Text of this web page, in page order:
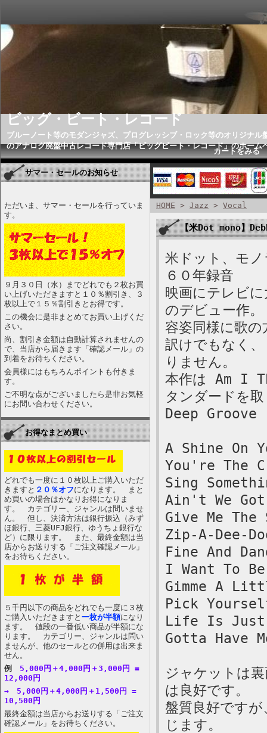
ビッグ・ビート・レコード
ブルーノート等のモダンジャズ、プログレッシブ・ロック等のオリジナル
のアナログ廃盤中古レコード専門店「ビッグビート・レコード」のホーム
カートをみる
サマー・セールのお知らせ
ただいま、サマー・セールを行っていま
す。
９月３０日（水）までどれでも２枚お買
い上げいただきますと１０％割引き、３
枚以上で１５％割引きとお得です。
この機会に是非まとめてお買い上げくだ
さい。
尚、割引き金額は自動計算されませんの
で、当店から届きます「確認メール」の
到着をお待ちください。
会員様にはもちろんポイントも付きま
す。
ご不明な点がございましたら是非お気軽
にお問い合わせください。
お得なまとめ買い
どれでも一度に１０枚以上ご購入いただ
きますと ２０％オフになります。 まと
め買いの場合はかなりお得になりま
す。 カテゴリー、ジャンルは問いませ
ん。 但し、決済方法は銀行振込（みず
ほ銀行、三菱UFJ銀行、ゆうちょ銀行な
ど）に限ります。 また、最終金額は当
店からお送りする「ご注文確認メール」
をお待ちください。
５千円以下の商品をどれでも一度に３枚
ご購入いただきますと 一枚が半額になり
ます。 値段の一番低い商品が半額にな
ります。 カテゴリー、ジャンルは問い
ませんが、他のセールとの併用は出来ま
せん。
例
5,000円＋4,000円＋3,000円 =
12,000円
→ 5,000円＋4,000円＋1,500円 =
10,500円
最終金額は当店からお送りする「ご注文
確認メール」をお待ちください。
HOME > Jazz > Vocal
【米Dot mono】
米ドット、モ
６０年録音
映画にテレビ
のデビュー作。
容姿同様に歌
訳けでもなく
りません。
本作は Am I
タンダードを
Deep Groove
A Shine On
You're The
Sing
Ain't We Got
Give Me
Zip-A-Dee-
Fine And
I Want To Be
Gimme A
Pick
Life Is Just
Gotta Have
ジャケットは
は良好です。
盤質良好です
じます。